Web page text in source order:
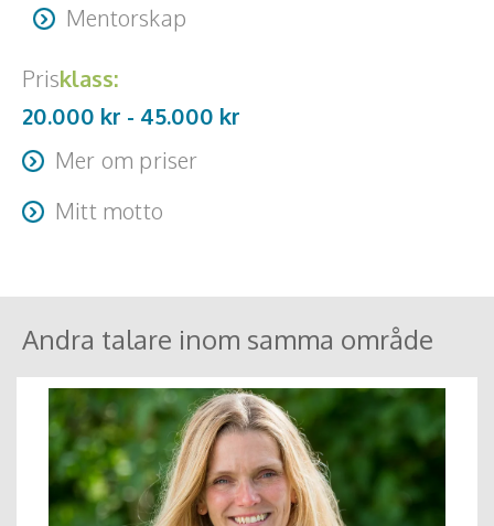
Mentorskap
Prisklass:
20.000 kr - 45.000 kr
Mer om priser
Resa + logi tillkommer
Mitt motto
Andra talare inom samma område